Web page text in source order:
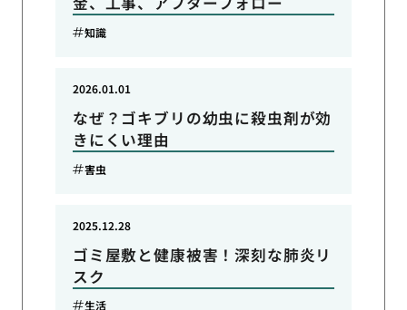
知識
なぜ？ゴキブリの幼虫に殺虫剤が効
きにくい理由
2026.01.01
害虫
ゴミ屋敷と健康被害！深刻な肺炎リ
スク
2025.12.28
生活